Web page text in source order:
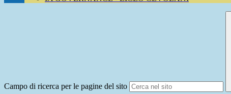
Campo di ricerca per le pagine del sito